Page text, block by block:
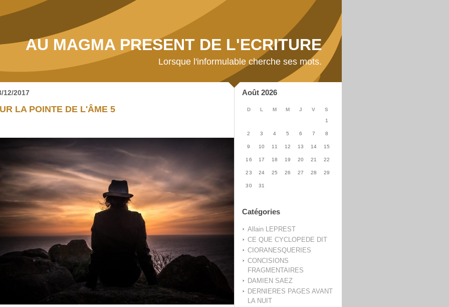
AU MAGMA PRESENT DE L'ECRITURE
Lorsque l'informulable cherche ses mots.
Août 2026
D L M M J V
S
1
2 3 4 5 6 7 8
9 10 11 12 13 14 15
16 17 18 19 20 21 22
23 24 25 26 27 28 29
30 31
Catégories
Allain LEPREST
CE QUE CYCLOPEDE DIT
CIORANESQUERIES
CONCISIONS
FRAGMENTAIRES
DAMIEN SAEZ
DERNIERES PAGES AVANT
LA NUIT
12/2017
LA POINTE DE L'ÂME 5